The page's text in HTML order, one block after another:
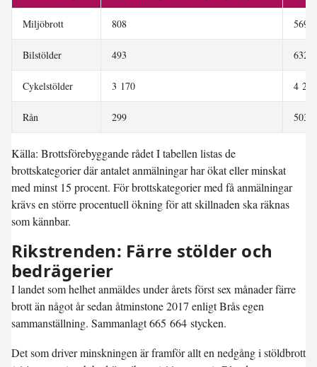
Miljöbrott 808 569
Bilstölder 493 632
Cykelstölder 3 170 4 210
Rån 299 503
Källa: Brottsförebyggande rådet I tabellen listas de
brottskategorier där antalet anmälningar har ökat eller minskat
med minst 15 procent. För brottskategorier med få anmälningar
krävs en större procentuell ökning för att skillnaden ska räknas
som kännbar.
Rikstrenden: Färre stölder och
bedrägerier
I landet som helhet anmäldes under årets först sex månader färre
brott än något år sedan åtminstone 2017 enligt Brås egen
sammanställning. Sammanlagt 665 664 stycken.
Det som driver minskningen är framför allt en nedgång i stöldbrott